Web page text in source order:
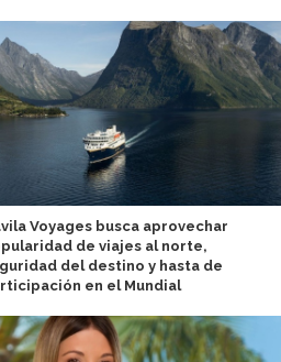
Voyages busca aprovechar
de viajes al norte,
del destino y hasta de
en el Mundial